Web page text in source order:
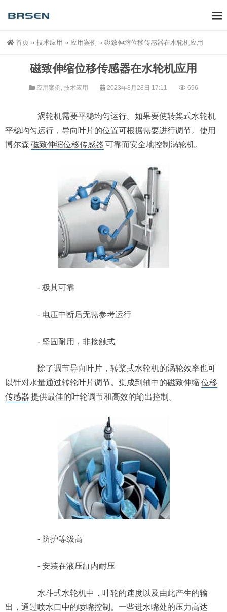
首页 » 技术应用 » 应用案例 » 磁致伸缩位移传感器在水轮机应用
磁致伸缩位移传感器在水轮机应用
应用案例 , 技术应用 2023年8月28日 17:11 696
涡轮机需要平稳均匀运行。如果要使转桨式水轮机
平稳均匀运行，导向叶片的位置可根据需要进行调节。使用
博尔森 磁致伸缩位移传感器 可靠而安全地控制涡轮机。
- 极其可靠
- 电压中断后无需参考运行
- 坚固耐用，非接触式
除了调节导向叶片，转桨式水轮机的涡轮效率也可
以针对水量通过转轮叶片调节。集成到轴中的磁致伸缩位移
传感器 提供最佳的叶轮调节和高效的输出控制。
- 防护等级高
- 安装在液压缸内耐压
水斗式水轮机中，叶轮的速度以及由此产生的输
出，通过喷水口中的喷嘴控制。一些进水嘴处的压力高达